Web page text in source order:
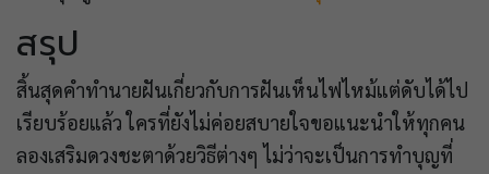
สรุป
สิ้นสุดคำทำนายฝันเกี่ยวกับการฝันเห็นไฟไหม้แต่ดับได้ไป
เรียบร้อยแล้ว ใครที่ยังไม่ค่อยสบายใจขอแนะนำให้ทุกคน
ลองเสริมดวงชะตาด้วยวิธีต่างๆ ไม่ว่าจะเป็นการทำบุญที่